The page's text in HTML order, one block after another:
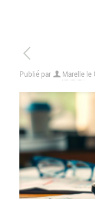
Publié par Marelle le